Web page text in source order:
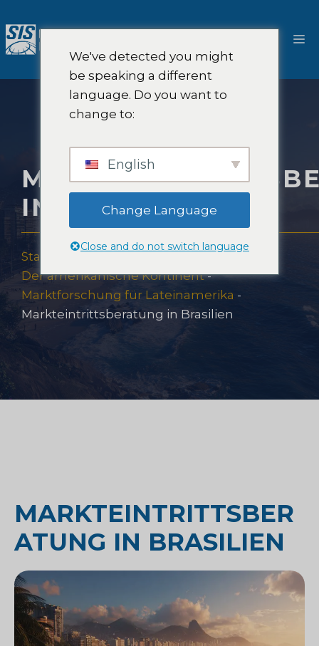
Inhalt
springen
IN BRASILIEN
Startseite Marktforschungsabdeckung
Der amerikanische Kontinent-
Marktforschung für Lateinamerika -
Markteintrittsberatung in Brasilien
MARKTEINTRITTSBER
ATUNG IN BRASILIEN
We've detected you might
be speaking a different
language. Do you want to
change to:
English
Change Language
Close and do not switch language